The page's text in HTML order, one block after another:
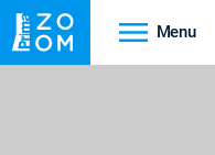
Menu